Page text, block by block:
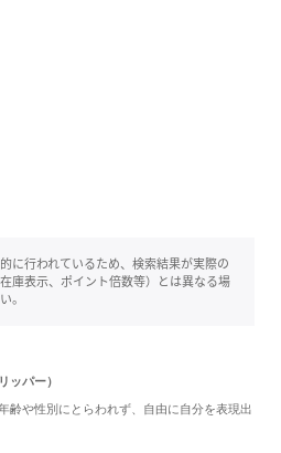
に行われているため、検索結果が実際の
庫表示、ポイント倍数等）とは異なる場
。
パー）
や性別にとらわれず、自由に自分を表現出